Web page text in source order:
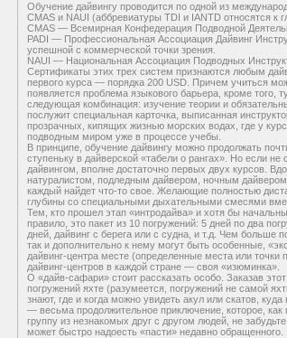
Обучение дайвингу проводится по одной из
CMAS и NAUI (аббревиатуры TDI и IANTD относятся к
CMAS — Всемирная Конфедерация Подводной
PADI — Профессиональная Ассоциация Дайвинг
успешной с коммерческой точки зрения.
NAUI — Национальная Ассоциация Подводных
Сертификаты этих трех систем признаются любым
первого курса — порядка 200 USD. Причем учиться
появляется проблема языкового барьера, кроме того,
следующая комбинация: изучение теории и
послужит специальная карточка, выписанная
прозрачных, кипящих жизнью морских водах, где у
подводным миром уже в процессе учебы.
В принципе, обучение дайвингу можно продолжать
ступеньку в дайверской «табели о рангах». Но если
дайвингом, вполне достаточно первых двух курсов.
натуралистом, подледным дайвером, ночным
каждый найдет что-то свое. Желающие полностью
глубины со специальными дыхательными смесями
Тем, кто прошел этап «интродайва» и хотя бы
правило, это пакет из 10 погружений: 5 дней по два
дней, дайвинг с берега или с судна, и т.д. Чем больше
так и дополнительно к нему могут быть особенные,
дайвинг-центра месте (определенные места или
дайвинг-центров в каждой стране — своя «изюминка».
О «дайв-сафари» стоит рассказать особо. Заказав
погружений яхте (разумеется, погружений не самой
знают, где и когда можно увидеть акул или скатов,
— весьма продолжительное приключение, которое,
группу из незнакомых друг с другом людей, не
может быстро надоесть «пасти» недавно обращенного.